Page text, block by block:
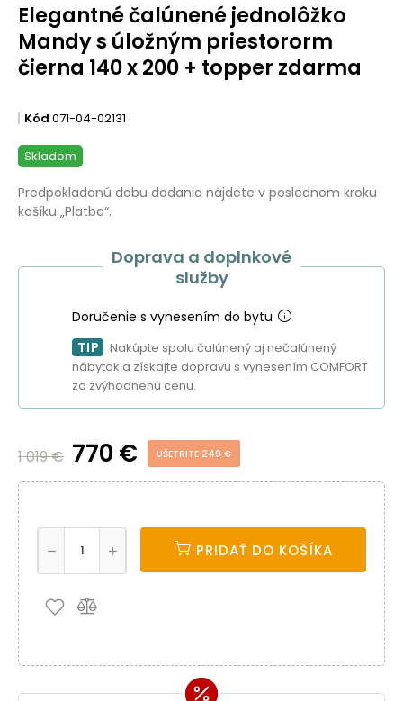
Elegantné čalúnené jednolôžko
Mandy s úložným priestororm
čierna 140 x 200 + topper zdarma
Kód 071-04-02131
Skladom
Predpokladanú dobu dodania nájdete v poslednom kroku
košíku „Platba“.
Doprava a doplnkové
služby
Doručenie s vynesením do bytu
TIP
Nakúpte spolu čalúnený aj nečalúnený
nábytok a získajte dopravu s vynesením COMFORT
za zvýhodnenú cenu.
1 019 € 770 € UŠETRITE 249 €
PRIDAŤ DO KOŠÍKA